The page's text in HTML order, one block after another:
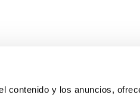
contenido y los anuncios,